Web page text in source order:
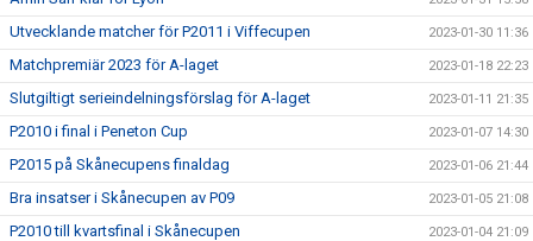
Utvecklande matcher för P2011 i Viffecupen 2023-01-30 11:36
Matchpremiär 2023 för A-laget 2023-01-18 22:23
Slutgiltigt serieindelningsförslag för A-laget 2023-01-11 21:35
P2010 i final i Peneton Cup 2023-01-07 14:30
P2015 på Skånecupens finaldag 2023-01-06 21:44
Bra insatser i Skånecupen av P09 2023-01-05 21:08
P2010 till kvartsfinal i Skånecupen 2023-01-04 21:09